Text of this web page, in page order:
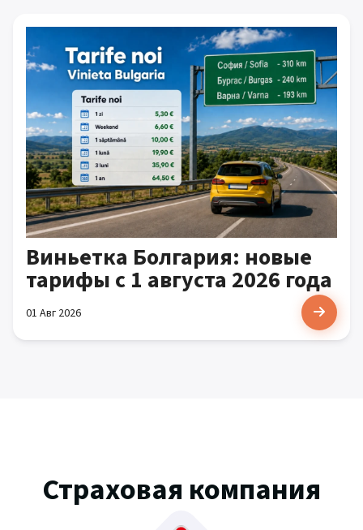
Виньетка Болгария: новые
тарифы с 1 августа 2026 года
01 Авг 2026
Страховая компания